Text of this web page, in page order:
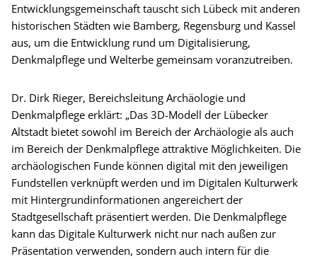
Entwicklungsgemeinschaft tauscht sich Lübeck mit anderen
historischen Städten wie Bamberg, Regensburg und Kassel
aus, um die Entwicklung rund um Digitalisierung,
Denkmalpflege und Welterbe gemeinsam voranzutreiben.
Dr. Dirk Rieger, Bereichsleitung Archäologie und
Denkmalpflege erklärt: „Das 3D-Modell der Lübecker
Altstadt bietet sowohl im Bereich der Archäologie als auch
im Bereich der Denkmalpflege attraktive Möglichkeiten. Die
archäologischen Funde können digital mit den jeweiligen
Fundstellen verknüpft werden und im Digitalen Kulturwerk
mit Hintergrundinformationen angereichert der
Stadtgesellschaft präsentiert werden. Die Denkmalpflege
kann das Digitale Kulturwerk nicht nur nach außen zur
Präsentation verwenden, sondern auch intern für die